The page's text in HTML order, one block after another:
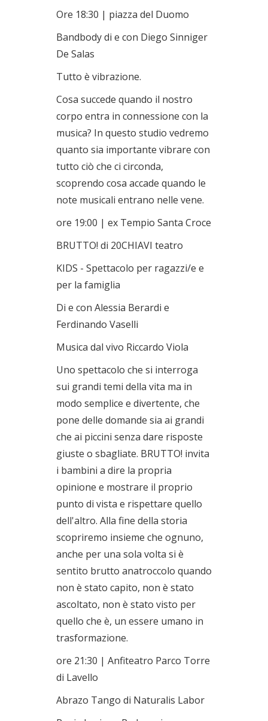
Ore 18:30 | piazza del Duomo
Bandbody di e con Diego Sinniger
De Salas
Tutto è vibrazione.
Cosa succede quando il nostro
corpo entra in connessione con la
musica? In questo studio vedremo
quanto sia importante vibrare con
tutto ciò che ci circonda,
scoprendo cosa accade quando le
note musicali entrano nelle vene.
ore 19:00 | ex Tempio Santa Croce
BRUTTO! di 20CHIAVI teatro
KIDS - Spettacolo per ragazzi/e e
per la famiglia
Di e con Alessia Berardi e
Ferdinando Vaselli
Musica dal vivo Riccardo Viola
Uno spettacolo che si interroga
sui grandi temi della vita ma in
modo semplice e divertente, che
pone delle domande sia ai grandi
che ai piccini senza dare risposte
giuste o sbagliate. BRUTTO! invita
i bambini a dire la propria
opinione e mostrare il proprio
punto di vista e rispettare quello
dell'altro. Alla fine della storia
scopriremo insieme che ognuno,
anche per una sola volta si è
sentito brutto anatroccolo quando
non è stato capito, non è stato
ascoltato, non è stato visto per
quello che è, un essere umano in
trasformazione.
ore 21:30 | Anfiteatro Parco Torre
di Lavello
Abrazo Tango di Naturalis Labor